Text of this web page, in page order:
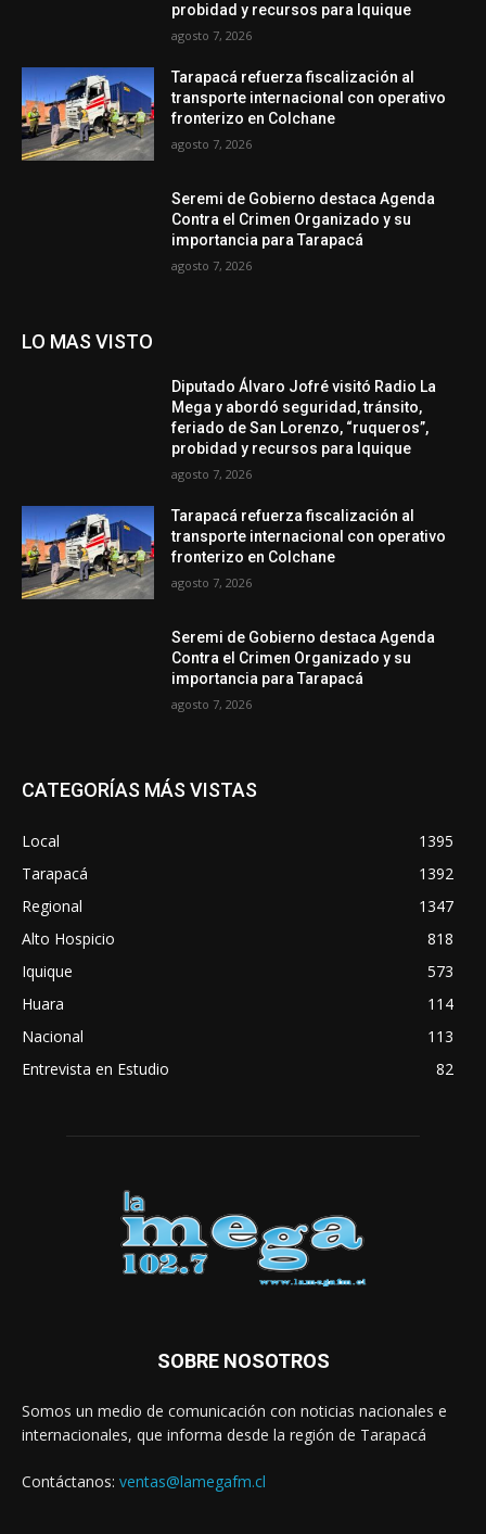
probidad y recursos para Iquique
agosto 7, 2026
Tarapacá refuerza fiscalización al
transporte internacional con operativo
fronterizo en Colchane
agosto 7, 2026
Seremi de Gobierno destaca Agenda
Contra el Crimen Organizado y su
importancia para Tarapacá
agosto 7, 2026
LO MAS VISTO
Diputado Álvaro Jofré visitó Radio La
Mega y abordó seguridad, tránsito,
feriado de San Lorenzo, “ruqueros”,
probidad y recursos para Iquique
agosto 7, 2026
Tarapacá refuerza fiscalización al
transporte internacional con operativo
fronterizo en Colchane
agosto 7, 2026
Seremi de Gobierno destaca Agenda
Contra el Crimen Organizado y su
importancia para Tarapacá
agosto 7, 2026
CATEGORÍAS MÁS VISTAS
Local
1395
Tarapacá
1392
Regional
1347
Alto Hospicio
818
Iquique
573
Huara
114
Nacional
113
Entrevista en Estudio
82
SOBRE NOSOTROS
Somos un medio de comunicación con noticias nacionales e
internacionales, que informa desde la región de Tarapacá
Contáctanos: ventas@lamegafm.cl